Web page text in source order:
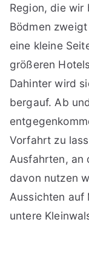
Region, die wir
Bödmen
eine kleine
größeren
Dahinter wird
bergauf. Ab
Vorfahrt zu
Ausfahrten, an
davon nutzen
Aussichten auf
untere